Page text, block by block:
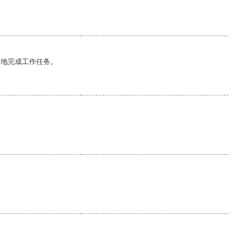
完成工作任务。